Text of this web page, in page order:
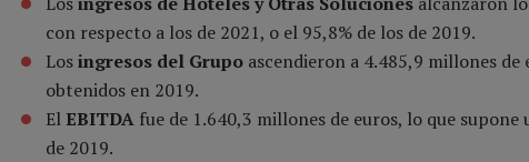
con respecto a los de 2021, o el 95,8% de los de 2019.
Losingresos del Grupo ascendieron a 4.485,9 millones
obtenidos en 2019.
El EBITDA fue de 1.640,3 millones de euros, lo que
de 2019.